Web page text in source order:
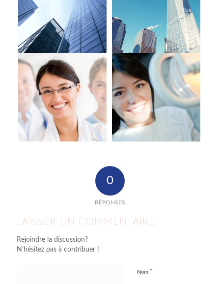
0
RÉPONSES
LAISSER UN COMMENTAIRE
Rejoindre la discussion?
N’hésitez pas à contribuer !
Nom *